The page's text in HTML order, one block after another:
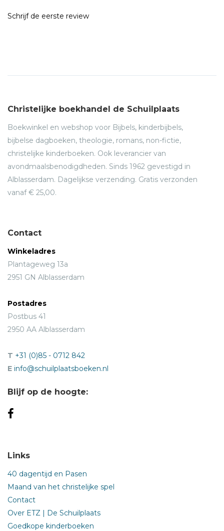
Schrijf de eerste review
Christelijke boekhandel de Schuilplaats
Boekwinkel en webshop voor Bijbels, kinderbijbels,
bijbelse dagboeken, theologie, romans, non-fictie,
christelijke kinderboeken. Ook leverancier van
avondmaalsbenodigdheden. Sinds 1962 gevestigd in
Alblasserdam. Dagelijkse verzending. Gratis verzonden
vanaf € 25,00.
Contact
Winkeladres
Plantageweg 13a
2951 GN Alblasserdam
Postadres
Postbus 41
2950 AA Alblasserdam
T +31 (0)85 - 0712 842
E info@schuilplaatsboeken.nl
Blijf op de hoogte:
Links
40 dagentijd en Pasen
Maand van het christelijke spel
Contact
Over ETZ | De Schuilplaats
Goedkope kinderboeken